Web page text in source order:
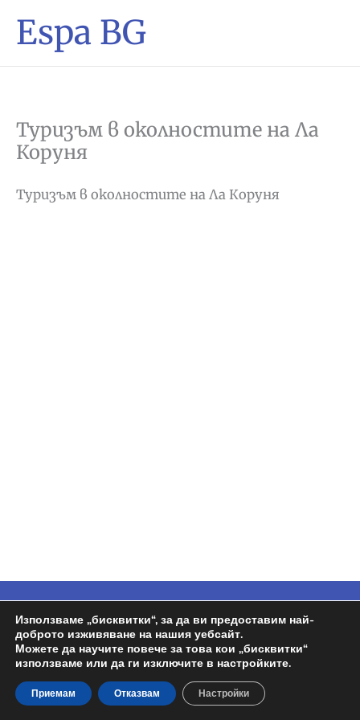
Espa BG
Туризъм в околностите на Ла
Коруня
Туризъм в околностите на Ла Коруня
Copyright © 2026 Espa BG | Задвижван от
Wordpress | Design byРосен
Политика на поверителност
Използваме „бисквитки“, за да ви предоставим най-
доброто изживяване на нашия уебсайт.
Можете да научите повече за това кои „бисквитки“
използваме или да ги изключите в настройките.
Приемам Отказвам Настройки